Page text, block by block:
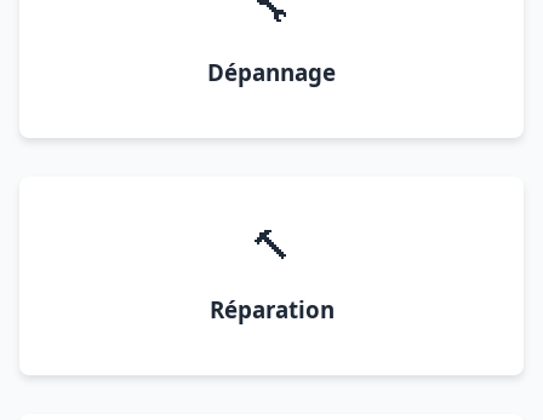
Dépannage
🔨
Réparation